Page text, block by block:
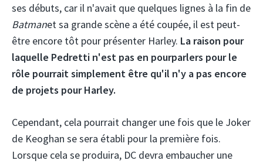
ses débuts, car il n'avait que quelques lignes à la fin de
Batmanet sa grande scène a été coupée, il est peut-
être encore tôt pour présenter Harley. La raison pour
laquelle Pedretti n'est pas en pourparlers pour le
rôle pourrait simplement être qu'il n'y a pas encore
de projets pour Harley.
Cependant, cela pourrait changer une fois que le Joker
de Keoghan se sera établi pour la première fois.
Lorsque cela se produira, DC devra embaucher une